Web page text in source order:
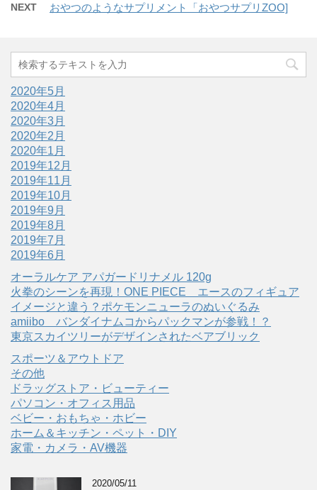
NEXT おやつのようなサプリメント「おやつサプリZOO]
2020年5月
2020年4月
2020年3月
2020年2月
2020年1月
2019年12月
2019年11月
2019年10月
2019年9月
2019年8月
2019年7月
2019年6月
オーラルケア アパガードリナメル 120g
火拳のシーンを再現！ONE PIECE エースのフィギュア
イメージと違う？ポケモンニューラのぬいぐるみ
amiibo バンダイナムコからパックマンが参戦！？
東京スカイツリーがデザインされたベアブリック
スポーツ＆アウトドア
その他
ドラッグストア・ビューティー
パソコン・オフィス用品
ベビー・おもちゃ・ホビー
ホーム＆キッチン・ペット・DIY
家電・カメラ・AV機器
2020/05/11